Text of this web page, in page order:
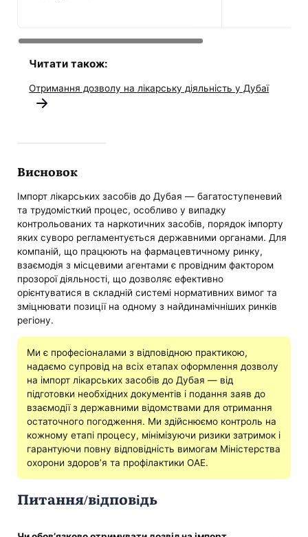
Читати також:
Отримання дозволу на лікарську діяльність у Дубаї
Висновок
Імпорт лікарських засобів до Дубая — багатоступеневий
та трудомісткий процес, особливо у випадку
контрольованих та наркотичних засобів, порядок імпорту
яких суворо регламентується державними органами. Для
компаній, що працюють на фармацевтичному ринку,
взаємодія з місцевими агентами є провідним фактором
прозорої діяльності, що дозволяє ефективно
орієнтуватися в складній системі нормативних вимог та
зміцнювати позиції на одному з найдинамічніших ринків
регіону.
Ми є професіоналами з відповідною практикою,
надаємо супровід на всіх етапах оформлення дозволу
на імпорт лікарських засобів до Дубая — від
підготовки необхідних документів і подання заяв до
взаємодії з державними відомствами для отримання
остаточного погодження. Ми здійснюємо контроль на
кожному етапі процесу, мінімізуючи ризики затримок і
гарантуючи повну відповідність вимогам Міністерства
охорони здоров’я та профілактики ОАЕ.
Питання/відповідь